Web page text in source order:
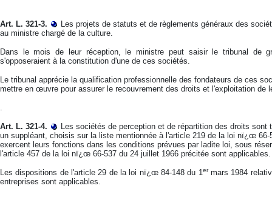
Art. L. 321-3.
Les projets de statuts et de règlements généraux des
au ministre chargé de la culture.
Dans le mois de leur réception, le ministre peut saisir le tribunal de
s'opposeraient à la constitution d'une de ces sociétés.
Le tribunal apprécie la qualification professionnelle des fondateurs de ces
mettre en œuvre pour assurer le recouvrement des droits et l'exploitation de
.
Art. L. 321-4.
Les sociétés de perception et de répartition des droits
un suppléant, choisis sur la liste mentionnée à l'article 219 de la loi nï¿œ
exercent leurs fonctions dans les conditions prévues par ladite loi, sous
l'article 457 de la loi nï¿œ 66-537 du 24 juillet 1966 précitée sont applicables.
Les dispositions de l'article 29 de la loi nï¿œ 84-148 du 1ermars 1984
entreprises sont applicables.